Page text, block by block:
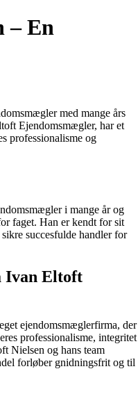
– En
med mange års
Ejendomsmægler, har et
professionalisme og
i mange år og
faget. Han er kendt for sit
succesfulde handler for
Ivan Eltoft
ejendomsmæglerfirma, der
professionalisme, integritet
Nielsen og hans team
forløber gnidningsfrit og til